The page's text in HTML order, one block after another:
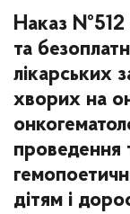
Наказ №512
та
лікарських
хворих на
проведення
дітям і